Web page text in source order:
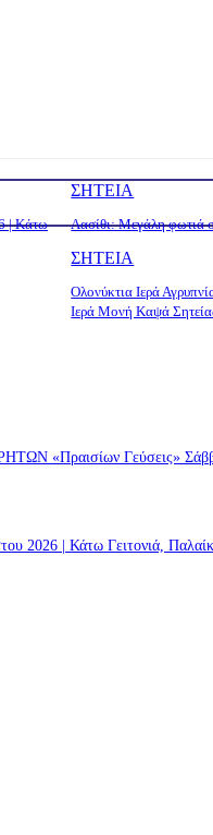
| Κάτω
ΣΗΤΕΙΑ
Λασίθι: Μεγάλη φωτιά
ΣΗΤΕΙΑ
Ολονύκτια Ιερά
Ιερά Μονή Καψά
«Πραισίων Γεύσεις»
| Κάτω Γειτονιά,